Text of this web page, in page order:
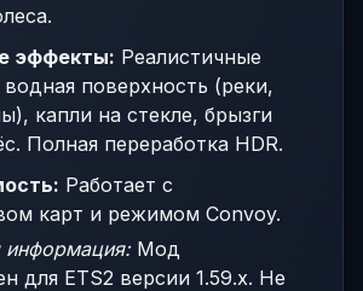
эффекты: Реалистичные
поверхность (реки,
капли на стекле, брызги
Полная переработка HDR.
Работает с
карт и режимом Convoy.
информация:Мод
для ETS2 версии 1.59.x. Не